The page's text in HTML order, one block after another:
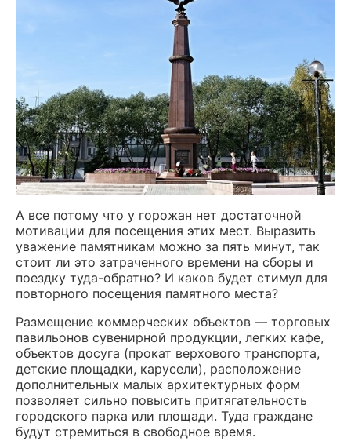
А все потому что у горожан нет достаточной
мотивации для посещения этих мест. Выразить
уважение памятникам можно за пять минут, так
стоит ли это затраченного времени на сборы и
поездку туда-обратно? И каков будет стимул для
повторного посещения памятного места?
Размещение коммерческих объектов — торговых
павильонов сувенирной продукции, легких кафе,
объектов досуга (прокат верхового транспорта,
детские площадки, карусели), расположение
дополнительных малых архитектурных форм
позволяет сильно повысить притягательность
городского парка или площади. Туда граждане
будут стремиться в свободное время.